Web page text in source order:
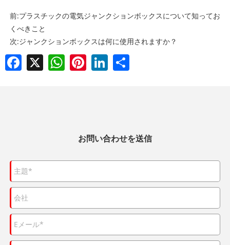
前:プラスチックの電気ジャンクションボックスについて知ってお
くべきこと
次:ジャンクションボックスは何に使用されますか？
Facebook
WhatsAppPinterestLinkedIn
お問い合わせを送信